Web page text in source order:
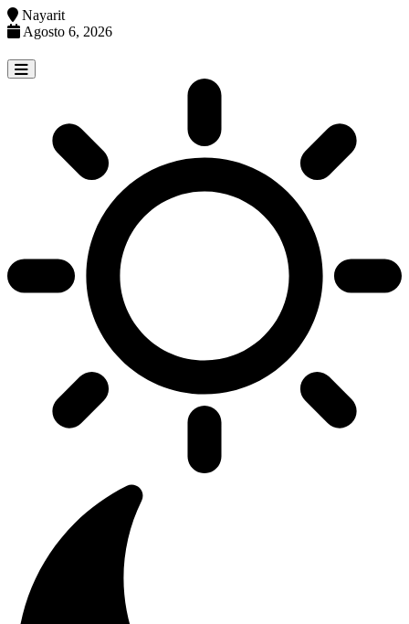
Nayarit
Agosto 6, 2026
to
content